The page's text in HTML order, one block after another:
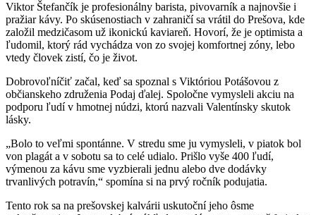
Viktor Štefančík je profesionálny barista, pivovarník a najnovšie i
pražiar kávy. Po skúsenostiach v zahraničí sa vrátil do Prešova, kde
založil medzičasom už ikonickú kaviareň. Hovorí, že je optimista a
ľudomil, ktorý rád vychádza von zo svojej komfortnej zóny, lebo
vtedy človek zistí, čo je život.
Dobrovoľníčiť začal, keď sa spoznal s Viktóriou Potášovou z
občianskeho združenia Podaj ďalej. Spoločne vymysleli akciu na
podporu ľudí v hmotnej núdzi, ktorú nazvali Valentínsky skutok
lásky.
„Bolo to veľmi spontánne. V stredu sme ju vymysleli, v piatok bol
von plagát a v sobotu sa to celé udialo. Prišlo vyše 400 ľudí,
výmenou za kávu sme vyzbierali jednu alebo dve dodávky
trvanlivých potravín,“ spomína si na prvý ročník podujatia.
Tento rok sa na prešovskej kalvárii uskutoční jeho ôsme